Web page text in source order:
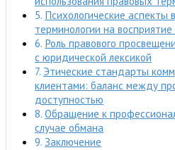
Психологические аспекты
терминологии на
Роль правового
с юридической лексикой
Этические стандарты
клиентами: баланс между
доступностью
Обращение к
случае обмана
Заключение